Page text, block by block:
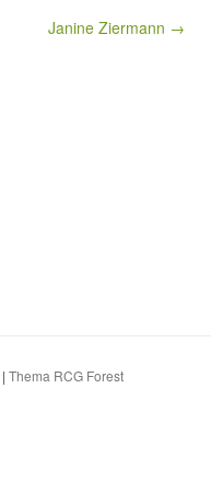
Janine Ziermann →
| Thema RCG Forest